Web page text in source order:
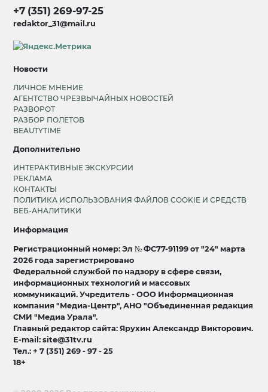
+7 (351) 269-97-25
redaktor_31@mail.ru
Новости
ЛИЧНОЕ МНЕНИЕ
АГЕНТСТВО ЧРЕЗВЫЧАЙНЫХ НОВОСТЕЙ
РАЗВОРОТ
РАЗБОР ПОЛЕТОВ
BEAUTYTIME
Дополнительно
ИНТЕРАКТИВНЫЕ ЭКСКУРСИИ
РЕКЛАМА
КОНТАКТЫ
ПОЛИТИКА ИСПОЛЬЗОВАНИЯ ФАЙЛОВ COOKIE И СРЕДСТВ
ВЕБ-АНАЛИТИКИ
Информация
Регистрационный номер: Эл № ФС77-91199 от "24" марта
2026 года зарегистрировано
Федеральной службой по надзору в сфере связи,
информационных технологий и массовых
коммуникаций. Учредитель - ООО Информационная
компания "Медиа-Центр", АНО "Объединенная редакция
СМИ "Медиа Урала".
Главный редактор сайта: Ярухин Александр Викторович.
E-mail: site@31tv.ru
Тел.: + 7 (351) 269 - 97 - 25
18+